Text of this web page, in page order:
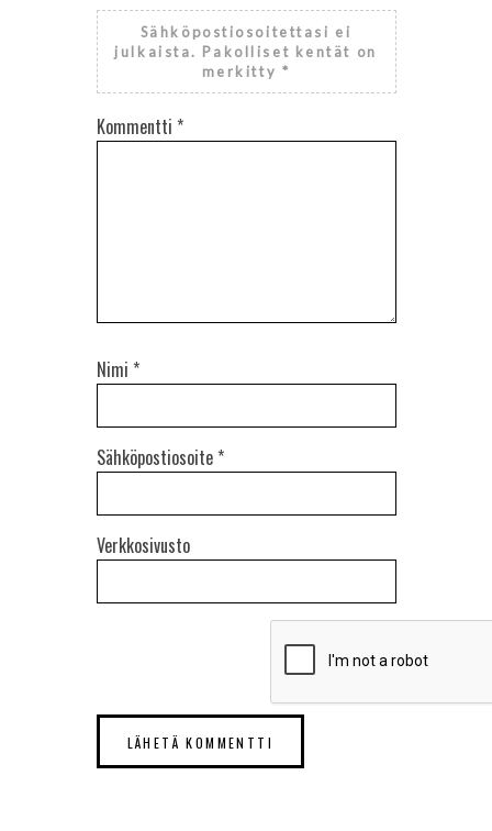
Sähköpostiosoitettasi ei
julkaista. Pakolliset kentät on
merkitty *
Kommentti *
Nimi *
Sähköpostiosoite *
Verkkosivusto